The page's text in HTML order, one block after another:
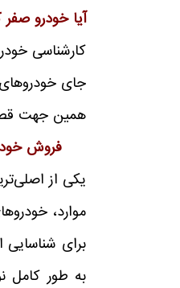
آیا خودرو صفر
کارشناسی
جای
همین جهت قصد
فروش
یکی از
موارد،
برای شناسایی
به طور کامل